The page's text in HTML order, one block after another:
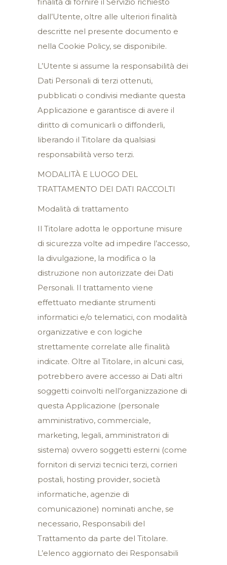
dall’Utente, oltre alle ulteriori finalità
descritte nel presente documento e
nella Cookie Policy, se disponibile.
L’Utente si assume la responsabilità dei
Dati Personali di terzi ottenuti,
pubblicati o condivisi mediante questa
Applicazione e garantisce di avere il
diritto di comunicarli o diffonderli,
liberando il Titolare da qualsiasi
responsabilità verso terzi.
MODALITÀ E LUOGO DEL
TRATTAMENTO DEI DATI RACCOLTI
Modalità di trattamento
Il Titolare adotta le opportune misure
di sicurezza volte ad impedire l’accesso,
la divulgazione, la modifica o la
distruzione non autorizzate dei Dati
Personali. Il trattamento viene
effettuato mediante strumenti
informatici e/o telematici, con modalità
organizzative e con logiche
strettamente correlate alle finalità
indicate. Oltre al Titolare, in alcuni casi,
potrebbero avere accesso ai Dati altri
soggetti coinvolti nell’organizzazione di
questa Applicazione (personale
amministrativo, commerciale,
marketing, legali, amministratori di
sistema) ovvero soggetti esterni (come
fornitori di servizi tecnici terzi, corrieri
postali, hosting provider, società
informatiche, agenzie di
comunicazione) nominati anche, se
necessario, Responsabili del
Trattamento da parte del Titolare.
L’elenco aggiornato dei Responsabili